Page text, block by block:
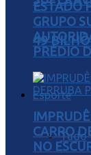
49
Esporte
Tudo
ESTADO
GRUPO
PRÉDIO
CARRO
NO